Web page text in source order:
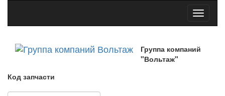
Toggle
Группа компаний
"Вольтаж"
Код запчасти